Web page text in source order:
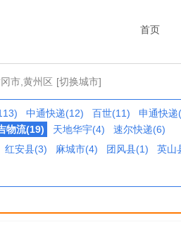
首页
市,黄州区 [切换城市]
中通快递(12) 百世(11)
申通快递
物流(19) 天地华宇(4)
速尔快递(6)
红安县(3) 麻城市(4) 团风县(1)
英山